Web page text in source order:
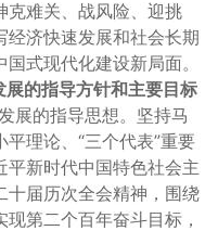
克难关、战风险、迎挑
经济快速发展和社会长期
式现代化建设新局面。
展的指导方针和主要目标
的指导思想。坚持马
理论、“三个代表”重要
平新时代中国特色社会主
十届历次全会精神，围绕
第二个百年奋斗目标，